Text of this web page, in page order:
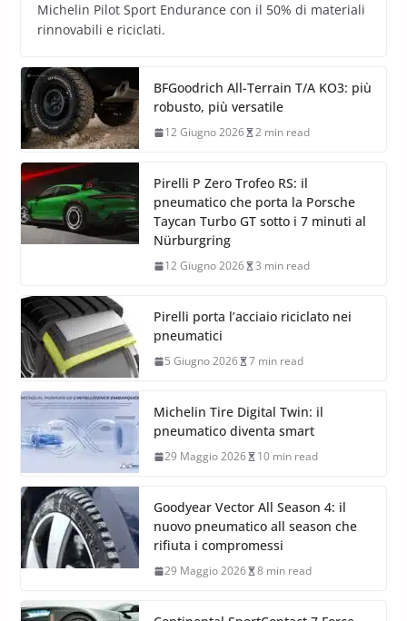
Michelin Pilot Sport Endurance con il 50% di materiali
rinnovabili e riciclati.
BFGoodrich All-Terrain T/A KO3: più
robusto, più versatile
12 Giugno 2026 2 min read
Pirelli P Zero Trofeo RS: il
pneumatico che porta la Porsche
Taycan Turbo GT sotto i 7 minuti al
Nürburgring
12 Giugno 2026 3 min read
Pirelli porta l’acciaio riciclato nei
pneumatici
5 Giugno 2026 7 min read
Michelin Tire Digital Twin: il
pneumatico diventa smart
29 Maggio 2026 10 min read
Goodyear Vector All Season 4: il
nuovo pneumatico all season che
rifiuta i compromessi
29 Maggio 2026 8 min read